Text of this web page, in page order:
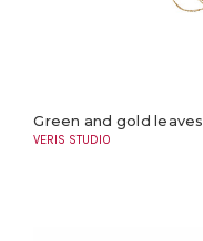
Green and gold leaves
VERIS STUDIO